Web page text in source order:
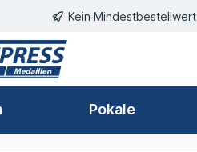
springen
Kein Mindestbestellwert
Pokale